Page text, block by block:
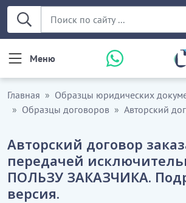
Меню
Главная
Образцы юридических
Образцы договоров
Авторский
Авторский договор
передачей
ПОЛЬЗУ ЗАКАЗЧИКА.
версия.